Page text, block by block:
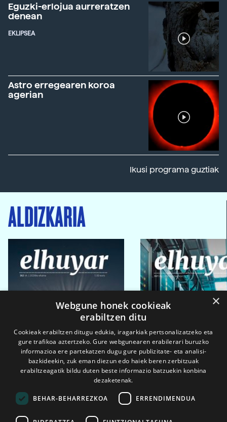
Eguzki-erlojua aurreratzen
denean
EKLIPSEA
Astro erregearen koroa
agerian
Ikusi programa guztiak
ALDIZKARIA
×
Webgune honek cookieak
erabiltzen ditu
Cookieak erabiltzen ditugu edukia, iragarkiak pertsonalizatzeko eta
gure trafikoa aztertzeko. Gure webgunearen erabilerari buruzko
informazioa ere partekatzen dugu gure publizitate- eta analisi-
bazkideekin, zuk eman diezun edo haiek beren zerbitzuak
erabiltzeagatik bildu duten beste informazio batzuekin konbina
dezaketenak.
BEHAR-BEHARREZKOA ERRENDIMENDUA